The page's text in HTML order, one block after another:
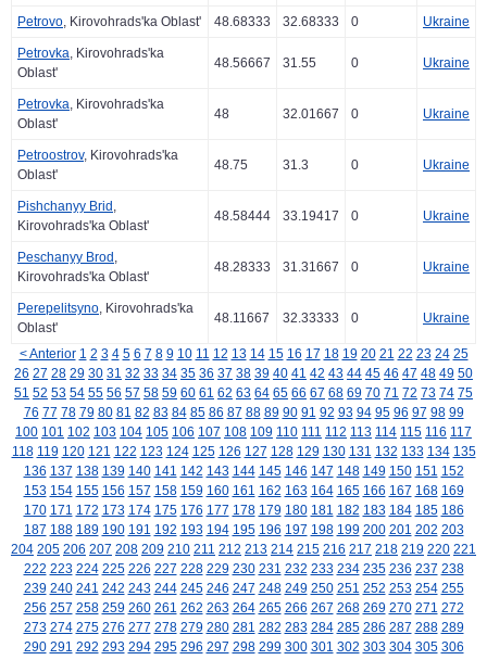
Petrovo, Kirovohrads'ka Oblast' 48.68333 32.68333 0 Ukraine
Petrovka, Kirovohrads'ka
Oblast'
48.56667 31.55 0 Ukraine
Petrovka, Kirovohrads'ka
Oblast'
48 32.01667 0 Ukraine
Petroostrov, Kirovohrads'ka
Oblast'
48.75 31.3 0 Ukraine
Pishchanyy Brid ,
Kirovohrads'ka Oblast'
48.58444 33.19417 0 Ukraine
Peschanyy Brod ,
Kirovohrads'ka Oblast'
48.28333 31.31667 0 Ukraine
Perepelitsyno, Kirovohrads'ka
Oblast'
48.11667 32.33333 0 Ukraine
< Anterior 1 2 3 4 5 6 7 8 9 10 11 12 13 14 15 16 17 18 19 20 21 22 23 24 25
26 27 28 29 30 31 32 33 34 35 36 37 38 39 40 41 42 43 44 45 46 47 48 49 50
51 52 53 54 55 56 57 58 59 60 61 62 63 64 65 66 67 68 69 70 71 72 73 74 75
76 77 78 79 80 81 82 83 84 85 86 87 88 89 90 91 92 93 94 95 96 97 98 99
100 101 102 103 104 105 106 107 108 109 110 111 112 113 114 115 116 117
118 119 120 121 122 123 124 125 126 127 128 129 130 131 132 133 134 135
136 137 138 139 140 141 142 143 144 145 146 147 148 149 150 151 152
153 154 155 156 157 158 159 160 161 162 163 164 165 166 167 168 169
170 171 172 173 174 175 176 177 178 179 180 181 182 183 184 185 186
187 188 189 190 191 192 193 194 195 196 197 198 199 200 201 202 203
204 205 206 207 208 209 210 211 212 213 214 215 216 217 218 219 220 221
222 223 224 225 226 227 228 229 230 231 232 233 234 235 236 237 238
239 240 241 242 243 244 245 246 247 248 249 250 251 252 253 254 255
256 257 258 259 260 261 262 263 264 265 266 267 268 269 270 271 272
273 274 275 276 277 278 279 280 281 282 283 284 285 286 287 288 289
290 291 292 293 294 295 296 297 298 299 300 301 302 303 304 305 306